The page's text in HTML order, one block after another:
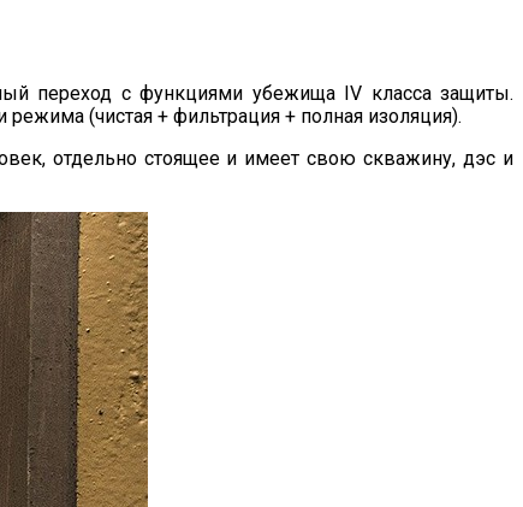
переход с функциями убежища IV класса защиты.
(чистая + фильтрация + полная изоляция).
отдельно стоящее и имеет свою скважину, дэс и